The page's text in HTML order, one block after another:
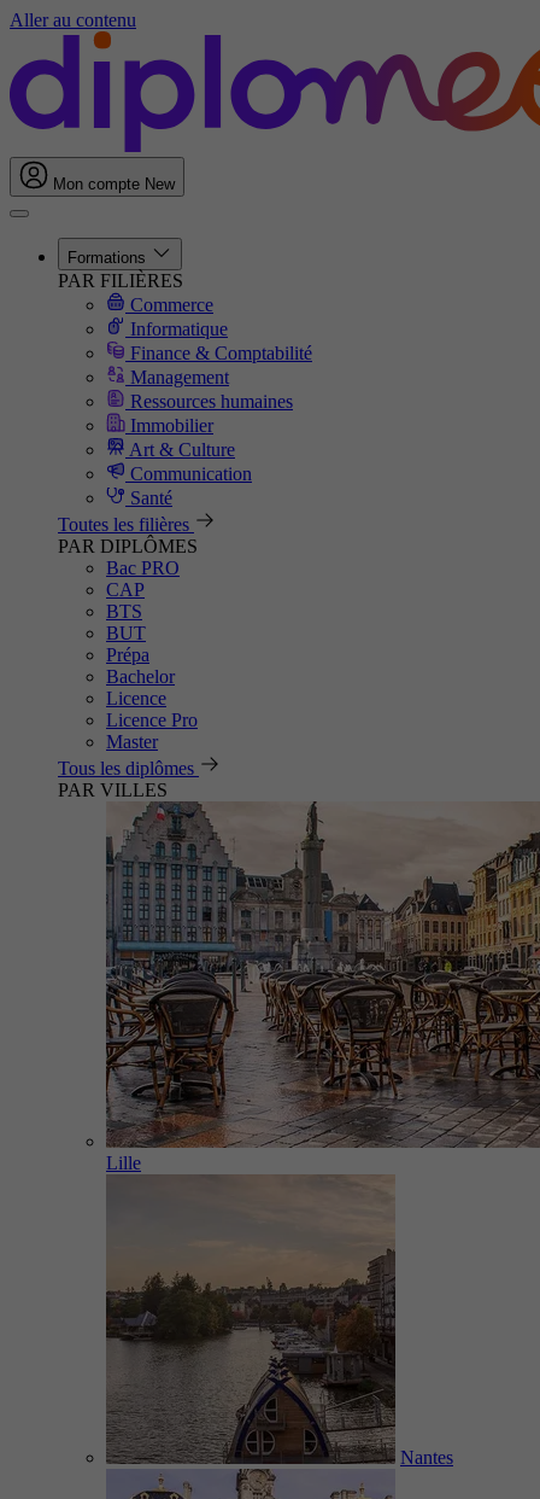
Aller au contenu
Mon compte New
Formations
PAR FILIÈRES
Commerce
Informatique
Finance & Comptabilité
Management
Ressources humaines
Immobilier
Art & Culture
Communication
Santé
Toutes les filières
PAR DIPLÔMES
Bac PRO
CAP
BTS
BUT
Prépa
Bachelor
Licence
Licence Pro
Master
Tous les diplômes
PAR VILLES
Lille
Nantes